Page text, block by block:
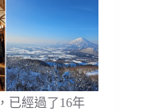
，已經過了16年